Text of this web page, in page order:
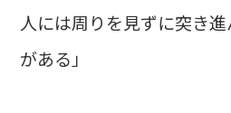
人には周りを見ずに突き
がある」